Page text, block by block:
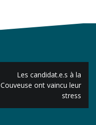
Les candidat.e.s à la
Couveuse ont vaincu leur
stress